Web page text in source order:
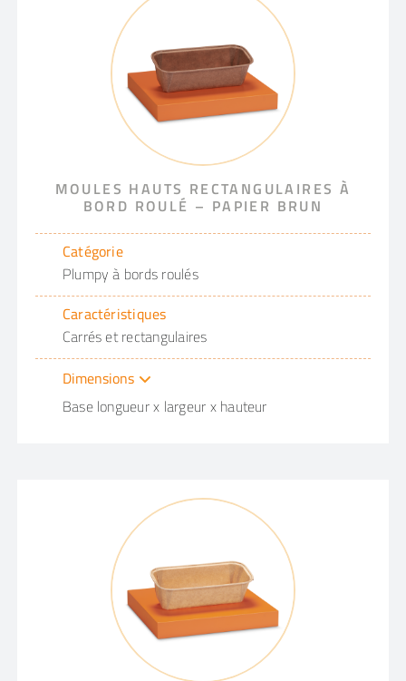
MOULES HAUTS RECTANGULAIRES À
BORD ROULÉ – PAPIER BRUN
Catégorie
Plumpy à bords roulés
Caractéristiques
Carrés et rectangulaires
Dimensions
Base longueur x largeur x hauteur